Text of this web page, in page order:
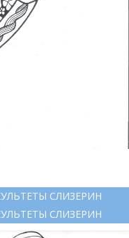
СЛИЗЕРИН
СЛИЗЕРИН